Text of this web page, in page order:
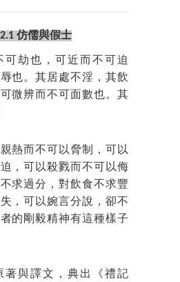
仿儒與假士
可劫也，可近而不可迫
也。其居處不淫，其飲
微辨而不可面數也。其
熱而不可以脅制，可以
，可以殺戮而不可以侮
求過分，對飲食不求豐
，可以婉言分說，卻不
的剛毅精神有這種樣子
著與譯文，典出《禮記